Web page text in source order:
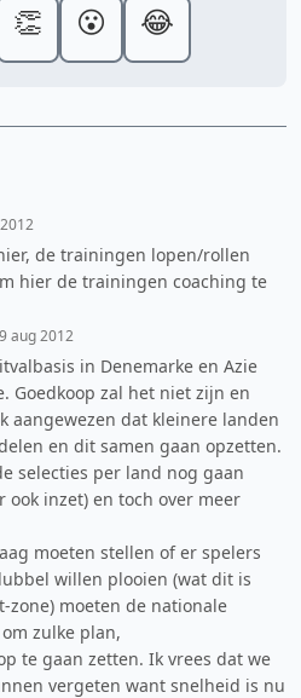
👏 😮 😂
de trainingen lopen/rollen
hier de trainingen coaching te
aug 2012
in Denemarke en Azie
Goedkoop zal het niet zijn en
aangewezen dat kleinere landen
en dit samen gaan opzetten.
selecties per land nog gaan
ook inzet) en toch over meer
moeten stellen of er spelers
willen plooien (wat dit is
zone) moeten de nationale
zulke plan,
te gaan zetten. Ik vrees dat we
vergeten want snelheid is nu